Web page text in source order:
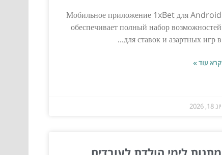
Мобильное приложение 1xBet для Android
обеспечивает полный набор возможностей
для ставок и азартных игр в...
קרא עוד »
יונ 18, 2026